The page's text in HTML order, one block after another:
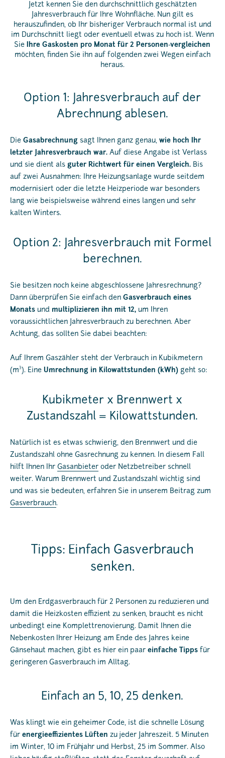
Jetzt kennen Sie den durchschnittlich geschätzten
Jahresverbrauch für Ihre Wohnfläche. Nun gilt es
herauszufinden, ob Ihr bisheriger Verbrauch normal ist und
im Durchschnitt liegt oder eventuell etwas zu hoch ist. Wenn
Sie Ihre Gaskosten pro Monat für 2 Personen vergleichen
möchten, finden Sie ihn auf folgenden zwei Wegen einfach
heraus.
Option 1: Jahresverbrauch auf der
Abrechnung ablesen.
Die Gasabrechnung sagt Ihnen ganz genau, wie hoch Ihr
letzter Jahresverbrauch war. Auf diese Angabe ist Verlass
und sie dient als guter Richtwert für einen Vergleich. Bis
auf zwei Ausnahmen: Ihre Heizungsanlage wurde seitdem
modernisiert oder die letzte Heizperiode war besonders
lang wie beispielsweise während eines langen und sehr
kalten Winters.
Option 2: Jahresverbrauch mit Formel
berechnen.
Sie besitzen noch keine abgeschlossene Jahresrechnung?
Dann überprüfen Sie einfach den Gasverbrauch eines
Monats und multiplizieren ihn mit 12, um Ihren
voraussichtlichen Jahresverbrauch zu berechnen. Aber
Achtung, das sollten Sie dabei beachten:
Auf Ihrem Gaszähler steht der Verbrauch in Kubikmetern
(m3). Eine Umrechnung in Kilowattstunden (kWh) geht so:
Kubikmeter x Brennwert x
Zustandszahl = Kilowattstunden.
Natürlich ist es etwas schwierig, den Brennwert und die
Zustandszahl ohne Gasrechnung zu kennen. In diesem Fall
hilft Ihnen Ihr Gasanbieter oder Netzbetreiber schnell
weiter. Warum Brennwert und Zustandszahl wichtig sind
und was sie bedeuten, erfahren Sie in unserem Beitrag zum
Gasverbrauch.
Tipps: Einfach Gasverbrauch
senken.
Um den Erdgasverbrauch für 2 Personen zu reduzieren und
damit die Heizkosten effizient zu senken, braucht es nicht
unbedingt eine Komplettrenovierung. Damit Ihnen die
Nebenkosten Ihrer Heizung am Ende des Jahres keine
Gänsehaut machen, gibt es hier ein paar einfache Tipps für
geringeren Gasverbrauch im Alltag.
Einfach an 5, 10, 25 denken.
Was klingt wie ein geheimer Code, ist die schnelle Lösung
für energieeffizientes Lüften zu jeder Jahreszeit. 5 Minuten
im Winter, 10 im Frühjahr und Herbst, 25 im Sommer. Also